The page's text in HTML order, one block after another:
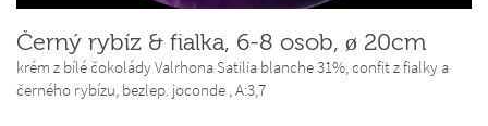
Černý rybíz & fialka, 6-8 osob, ø 20cm
krém z bílé čokolády Valrhona Satilia blanche 31%, confit z fialky a
černého rybízu, bezlep. joconde ,A:3,7